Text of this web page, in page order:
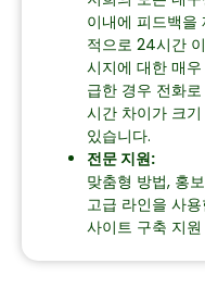
이내에 피드백을
적으로 24시간
시지에 대한 매
급한 경우 전화
시간 차이가 크
있습니다.
전문 지원:
맞춤형 방법, 홍
고급 라인을 사
사이트 구축 지